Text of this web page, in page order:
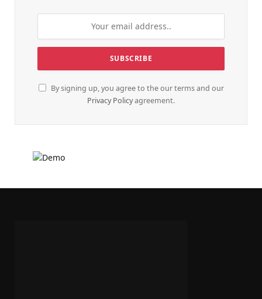
By signing up, you agree to the our terms and our
Privacy Policyagreement.